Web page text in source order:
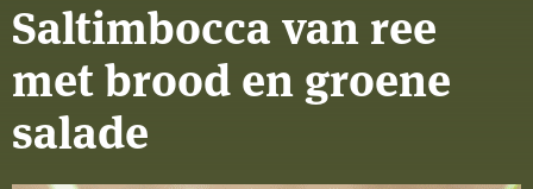
Saltimbocca van ree
met brood en groene
salade